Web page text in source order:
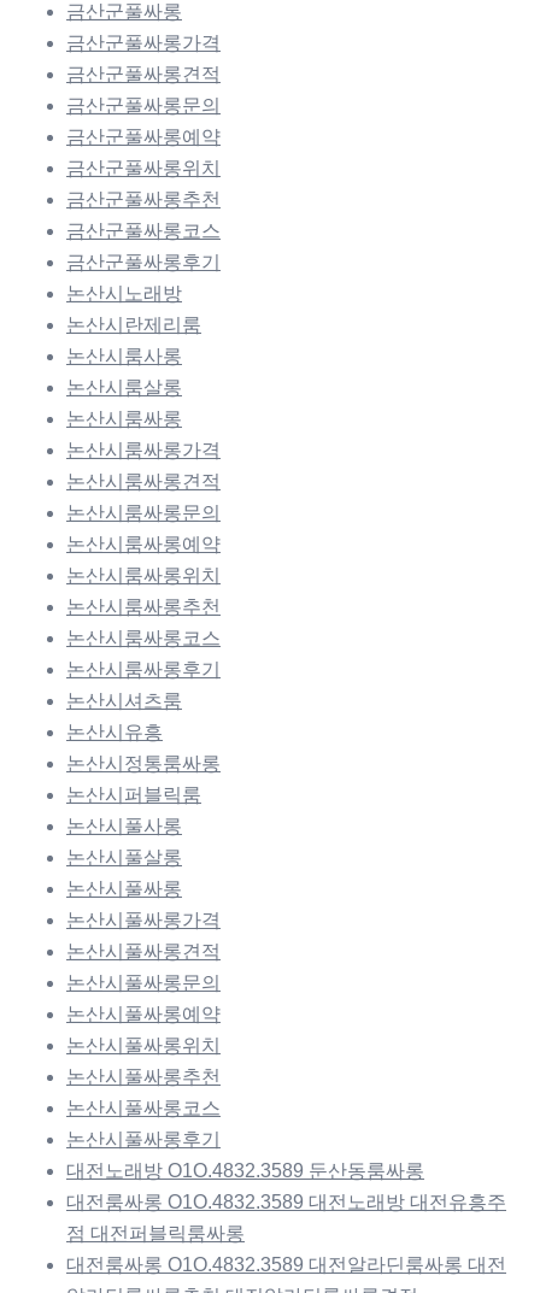
금산군풀싸롱
금산군풀싸롱가격
금산군풀싸롱견적
금산군풀싸롱문의
금산군풀싸롱예약
금산군풀싸롱위치
금산군풀싸롱추천
금산군풀싸롱코스
금산군풀싸롱후기
논산시노래방
논산시란제리룸
논산시룸사롱
논산시룸살롱
논산시룸싸롱
논산시룸싸롱가격
논산시룸싸롱견적
논산시룸싸롱문의
논산시룸싸롱예약
논산시룸싸롱위치
논산시룸싸롱추천
논산시룸싸롱코스
논산시룸싸롱후기
논산시셔츠룸
논산시유흥
논산시정통룸싸롱
논산시퍼블릭룸
논산시풀사롱
논산시풀살롱
논산시풀싸롱
논산시풀싸롱가격
논산시풀싸롱견적
논산시풀싸롱문의
논산시풀싸롱예약
논산시풀싸롱위치
논산시풀싸롱추천
논산시풀싸롱코스
논산시풀싸롱후기
대전노래방 O1O.4832.3589 둔산동룸싸롱
대전룸싸롱 O1O.4832.3589 대전노래방 대전유흥주
점 대전퍼블릭룸싸롱
대전룸싸롱 O1O.4832.3589 대전알라딘룸싸롱 대전